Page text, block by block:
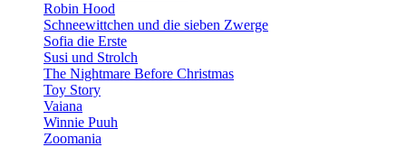
Robin Hood
Schneewittchen und die sieben Zwerge
Sofia die Erste
Susi und Strolch
The Nightmare Before Christmas
Toy Story
Vaiana
Winnie Puuh
Zoomania